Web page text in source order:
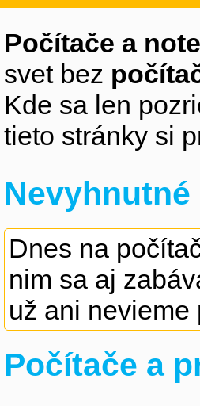
Počítače a
svet bez
Kde sa len
tieto stránky si
Dnes na
nim sa aj
už ani nevieme
Počítače a